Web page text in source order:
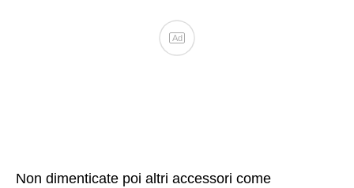
Ad
Non dimenticate poi altri accessori come